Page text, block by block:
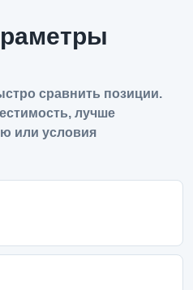
сравнить позиции.
лучше
или условия